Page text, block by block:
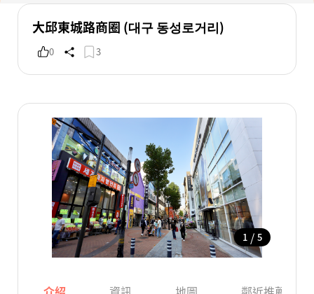
大邱東城路商圈 (대구 동성로거리)
0 3
1 / 5